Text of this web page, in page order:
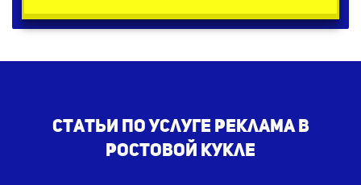
Статьи по услуге реклама в
ростовой кукле